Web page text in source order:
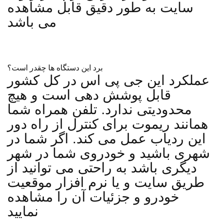
سایت به طور دقیق قابل مشاهده
می باشد
برد این دستگاه ها چقدر است؟
عملکرد این جی پی اس در کل کشور
قابل پوشش دهی است و هیچ
محدودیتی ندارد. تلفن همراه شما
همانند ریموت برای کنترل از راه دور
این ردیاب عمل می کند. اگر شما در
شهری باشید و خودروی شما در شهر
دیگری باشد به راحتی می توانید از
طریق سایت و یا نرم افزار موقعیت
خودرو و جزئیات آن را مشاهده
نمایید